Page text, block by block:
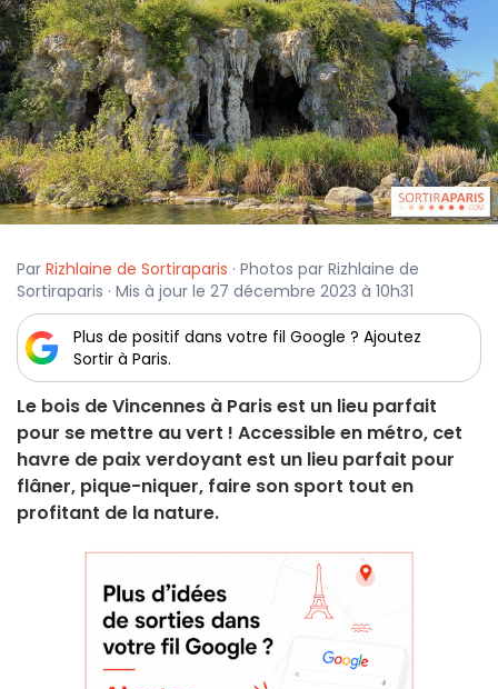
Par Rizhlaine de Sortiraparis · Photos par Rizhlaine de
Sortiraparis · Mis à jour le 27 décembre 2023 à 10h31
Plus de positif dans votre fil Google ? Ajoutez
Sortir à Paris.
Le bois de Vincennes à Paris est un lieu parfait
pour se mettre au vert ! Accessible en métro, cet
havre de paix verdoyant est un lieu parfait pour
flâner, pique-niquer, faire son sport tout en
profitant de la nature.